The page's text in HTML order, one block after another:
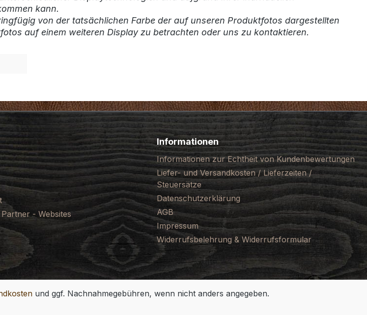
kann.
von der tatsächlichen Farbe der auf unseren Produktfotos dargestellten
auf einem weiteren Display zu betrachten oder uns zu kontaktieren.
- Websites
Informationen
Informationen zur Echtheit von Kundenbewertungen
Liefer- und Versandkosten / Lieferzeiten /
Steuersätze
Datenschutzerklärung
AGB
Impressum
Widerrufsbelehrung & Widerrufsformular
und ggf. Nachnahmegebühren, wenn nicht anders angegeben.